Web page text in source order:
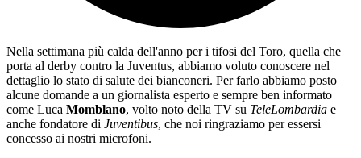
Nella settimana più calda dell'anno per i tifosi del Toro, quella che
porta al derby contro la Juventus, abbiamo voluto conoscere nel
dettaglio lo stato di salute dei bianconeri. Per farlo abbiamo posto
alcune domande a un giornalista esperto e sempre ben informato
come Luca Momblano, volto noto della TV su TeleLombardia e
anche fondatore di Juventibus, che noi ringraziamo per essersi
concesso ai nostri microfoni.